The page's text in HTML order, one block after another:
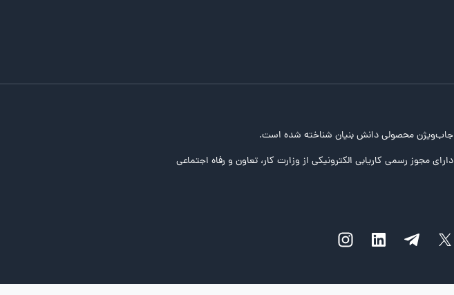
جاب‌ویژن محصولی دانش بنیان شناخته شده است.
دارای مجوز رسمی کاریابی الکترونیکی از وزارت کار، تعاون و رفاه اجتماعی